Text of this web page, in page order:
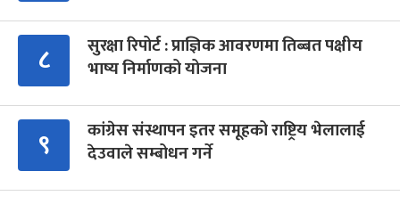
८
सुरक्षा रिपोर्ट : प्राज्ञिक आवरणमा तिब्बत पक्षीय
भाष्य निर्माणको योजना
९
कांग्रेस संस्थापन इतर समूहको राष्ट्रिय भेलालाई
देउवाले सम्बोधन गर्ने